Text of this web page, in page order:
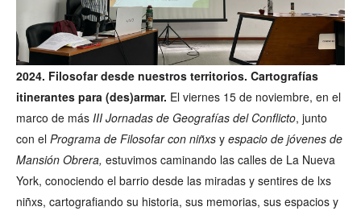
2024. Filosofar desde nuestros territorios. Cartografías
itinerantes para (des)armar. El viernes 15 de noviembre, en el
marco de más III Jornadas de Geografías del Conflicto, junto
con el Programa de Filosofar con niñxs y espacio de jóvenes de
Mansión Obrera, estuvimos caminando las calles de La Nueva
York, conociendo el barrio desde las miradas y sentires de lxs
niñxs, cartografiando su historia, sus memorias, sus espacios y